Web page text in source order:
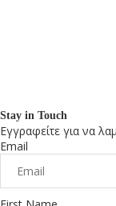
Stay in Touch
Εγγραφείτε για να
Email